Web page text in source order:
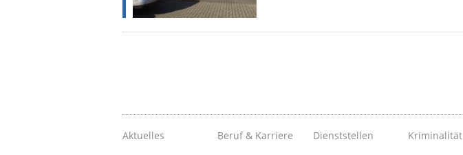
Aktuelles Beruf & Karriere Dienststellen Kriminalität